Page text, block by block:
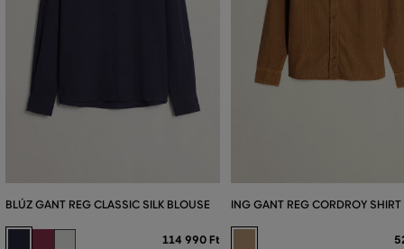
BLÚZ GANT REG CLASSIC SILK BLOUSE
114 990 Ft
ING GANT REG CORDROY SHIRT